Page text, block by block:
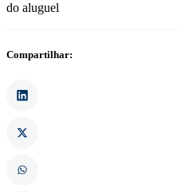
do aluguel
Compartilhar: